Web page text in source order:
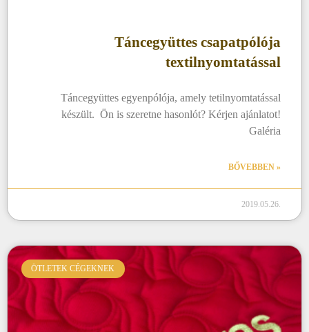
Táncegyüttes csapatpólója
textilnyomtatással
Táncegyüttes egyenpólója, amely tetilnyomtatással
készült. Ön is szeretne hasonlót? Kérjen ajánlatot!
Galéria
BŐVEBBEN »
2019.05.26.
ÖTLETEK CÉGEKNEK